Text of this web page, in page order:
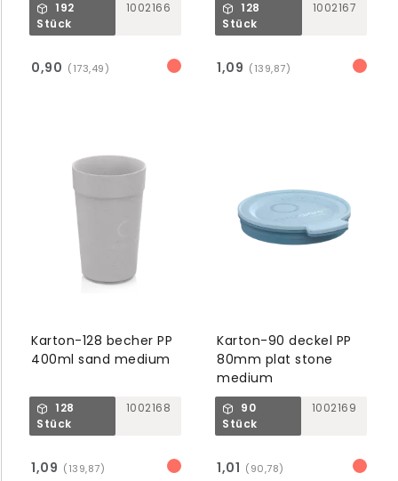
192
Stück
1002166
0,90 (173,49)
128
Stück
1002167
1,09 (139,87)
Karton-128 becher PP
400ml sand medium
128
Stück
1002168
1,09 (139,87)
Karton-90 deckel PP
80mm plat stone
medium
90
Stück
1002169
1,01 (90,78)